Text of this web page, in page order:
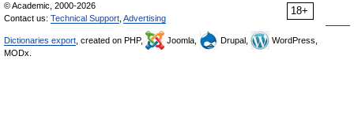
18+
© Academic, 2000-2026
Contact us: Technical Support Advertising
Dictionaries export , created on PHP, Joomla, Drupal,
WordPress,
MODx.